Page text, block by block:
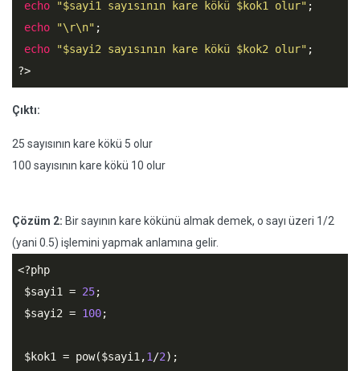
echo "$sayi1 sayısının kare kökü $kok1 olur" ;
echo
"\r\n" ;
echo
"$sayi2 sayısının kare kökü $kok2 olur"
?>
Çıktı:
25 sayısının kare kökü 5 olur
100 sayısının kare kökü 10 olur
Çözüm 2: Bir sayının kare kökünü almak demek, o sayı üzeri 1/2
(yani 0.5) işlemini yapmak anlamına gelir.
<?php
$sayi1
= 25;
$sayi2 = 100;
$kok1 = pow($sayi1 ,1 /2);